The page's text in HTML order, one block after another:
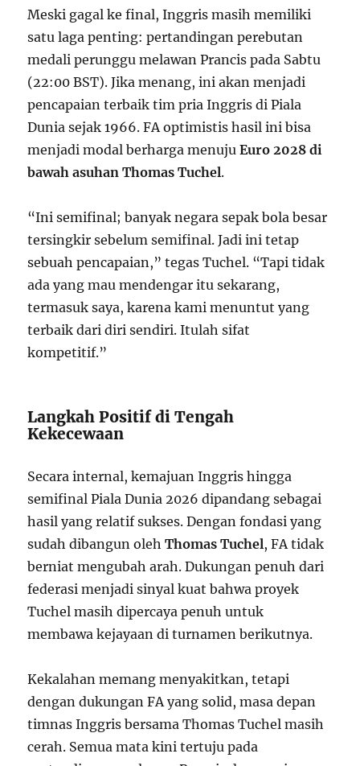
Meski gagal ke final, Inggris masih memiliki
satu laga penting: pertandingan perebutan
medali perunggu melawan Prancis pada Sabtu
(22:00 BST). Jika menang, ini akan menjadi
pencapaian terbaik tim pria Inggris di Piala
Dunia sejak 1966. FA optimistis hasil ini bisa
menjadi modal berharga menujuEuro 2028 di
bawah asuhan Thomas Tuchel.
“Ini semifinal; banyak negara sepak bola besar
tersingkir sebelum semifinal. Jadi ini tetap
sebuah pencapaian,” tegas Tuchel. “Tapi tidak
ada yang mau mendengar itu sekarang,
termasuk saya, karena kami menuntut yang
terbaik dari diri sendiri. Itulah sifat
kompetitif.”
Langkah Positif di Tengah
Kekecewaan
Secara internal, kemajuan Inggris hingga
semifinal Piala Dunia 2026 dipandang sebagai
hasil yang relatif sukses. Dengan fondasi yang
sudah dibangun olehThomas Tuchel, FA tidak
berniat mengubah arah. Dukungan penuh dari
federasi menjadi sinyal kuat bahwa proyek
Tuchel masih dipercaya penuh untuk
membawa kejayaan di turnamen berikutnya.
Kekalahan memang menyakitkan, tetapi
dengan dukungan FA yang solid, masa depan
timnas Inggris bersama Thomas Tuchel masih
cerah. Semua mata kini tertuju pada